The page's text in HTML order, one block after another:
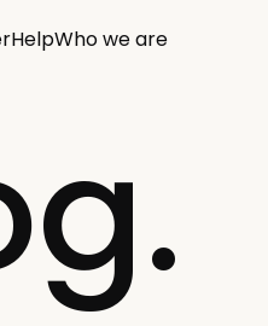
HelpWho we are